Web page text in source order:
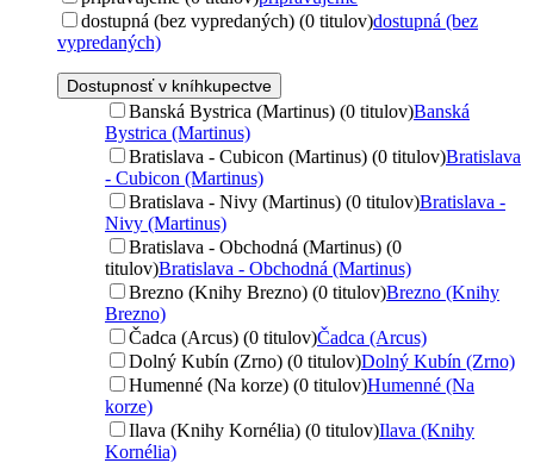
dostupná (bez vypredaných) (0 titulov)dostupná (bez
vypredaných)
Dostupnosť v kníhkupectve
Banská Bystrica (Martinus) (0 titulov)Banská
Bystrica (Martinus)
Bratislava - Cubicon (Martinus) (0 titulov)Bratislava
- Cubicon (Martinus)
Bratislava - Nivy (Martinus) (0 titulov)Bratislava -
Nivy (Martinus)
Bratislava - Obchodná (Martinus) (0
titulov)Bratislava - Obchodná (Martinus)
Brezno (Knihy Brezno) (0 titulov)Brezno (Knihy
Brezno)
Čadca (Arcus) (0 titulov)Čadca (Arcus)
Dolný Kubín (Zrno) (0 titulov)Dolný Kubín (Zrno)
Humenné (Na korze) (0 titulov)Humenné (Na
korze)
Ilava (Knihy Kornélia) (0 titulov)Ilava (Knihy
Kornélia)